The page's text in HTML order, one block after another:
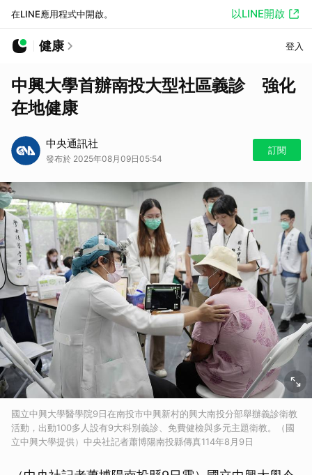
在LINE應用程式中開啟。 以LINE開啟
健康 登入
中興大學首辦南投大型社區義診 強化
在地健康
中央通訊社
發布於 2025年08月09日05:54
訂閱
國立中興大學醫學院9日在南投市中興新村的興大南投分部舉辦義診衛教
活動，出動100多人設有9大科別義診、免費健檢與多元主題衛教。（國
立中興大學提供）中央社記者蕭博陽南投縣傳真114年8月9日